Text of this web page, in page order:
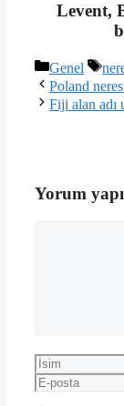
Levent,
Kategoriler
Genel
Poland
Fiji alan adı
Yorum
İsim
E-
posta